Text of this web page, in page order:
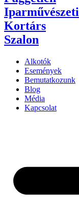
Iparművészeti
Kortárs
Szalon
Alkotók
Események
Bemutatkozunk
Blog
Média
Kapcsolat